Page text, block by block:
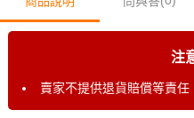
注
賣家不提供退貨賠償等責任